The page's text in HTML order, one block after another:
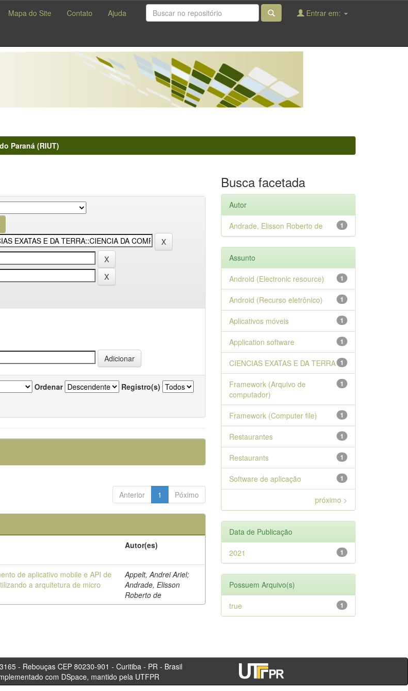
Mapa do Site Contato Ajuda Entrar em:
Paraná (RIUT)
Ordenar Registro(s)
Anterior 1 Póximo
Autor(es)
de aplicativo mobile e API de
a arquitetura de micro
Appelt, Andrei Ariel;
Andrade, Elisson
Roberto de
Busca facetada
Autor
1
Andrade, Elisson Roberto de
Assunto
1
Android (Electronic resource)
1
Android (Recurso eletrônico)
1
Aplicativos móveis
1
Application software
1
CIENCIAS EXATAS E DA TERRA
1
Framework (Arquivo de
computador)
1
Framework (Computer file)
1
Restaurantes
1
Restaurants
1
Software de aplicação
próximo >
Data de Publicação
1
2021
Possuem Arquivo(s)
1
true
- Rebouças CEP 80230-901 - Curitiba - PR - Brasil
com DSpace, mantido pela UTFPR